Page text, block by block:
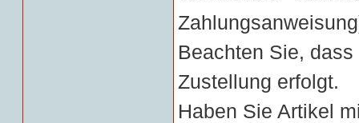
Beachten Sie,
Zustellung erfolgt.
Haben Sie Artikel